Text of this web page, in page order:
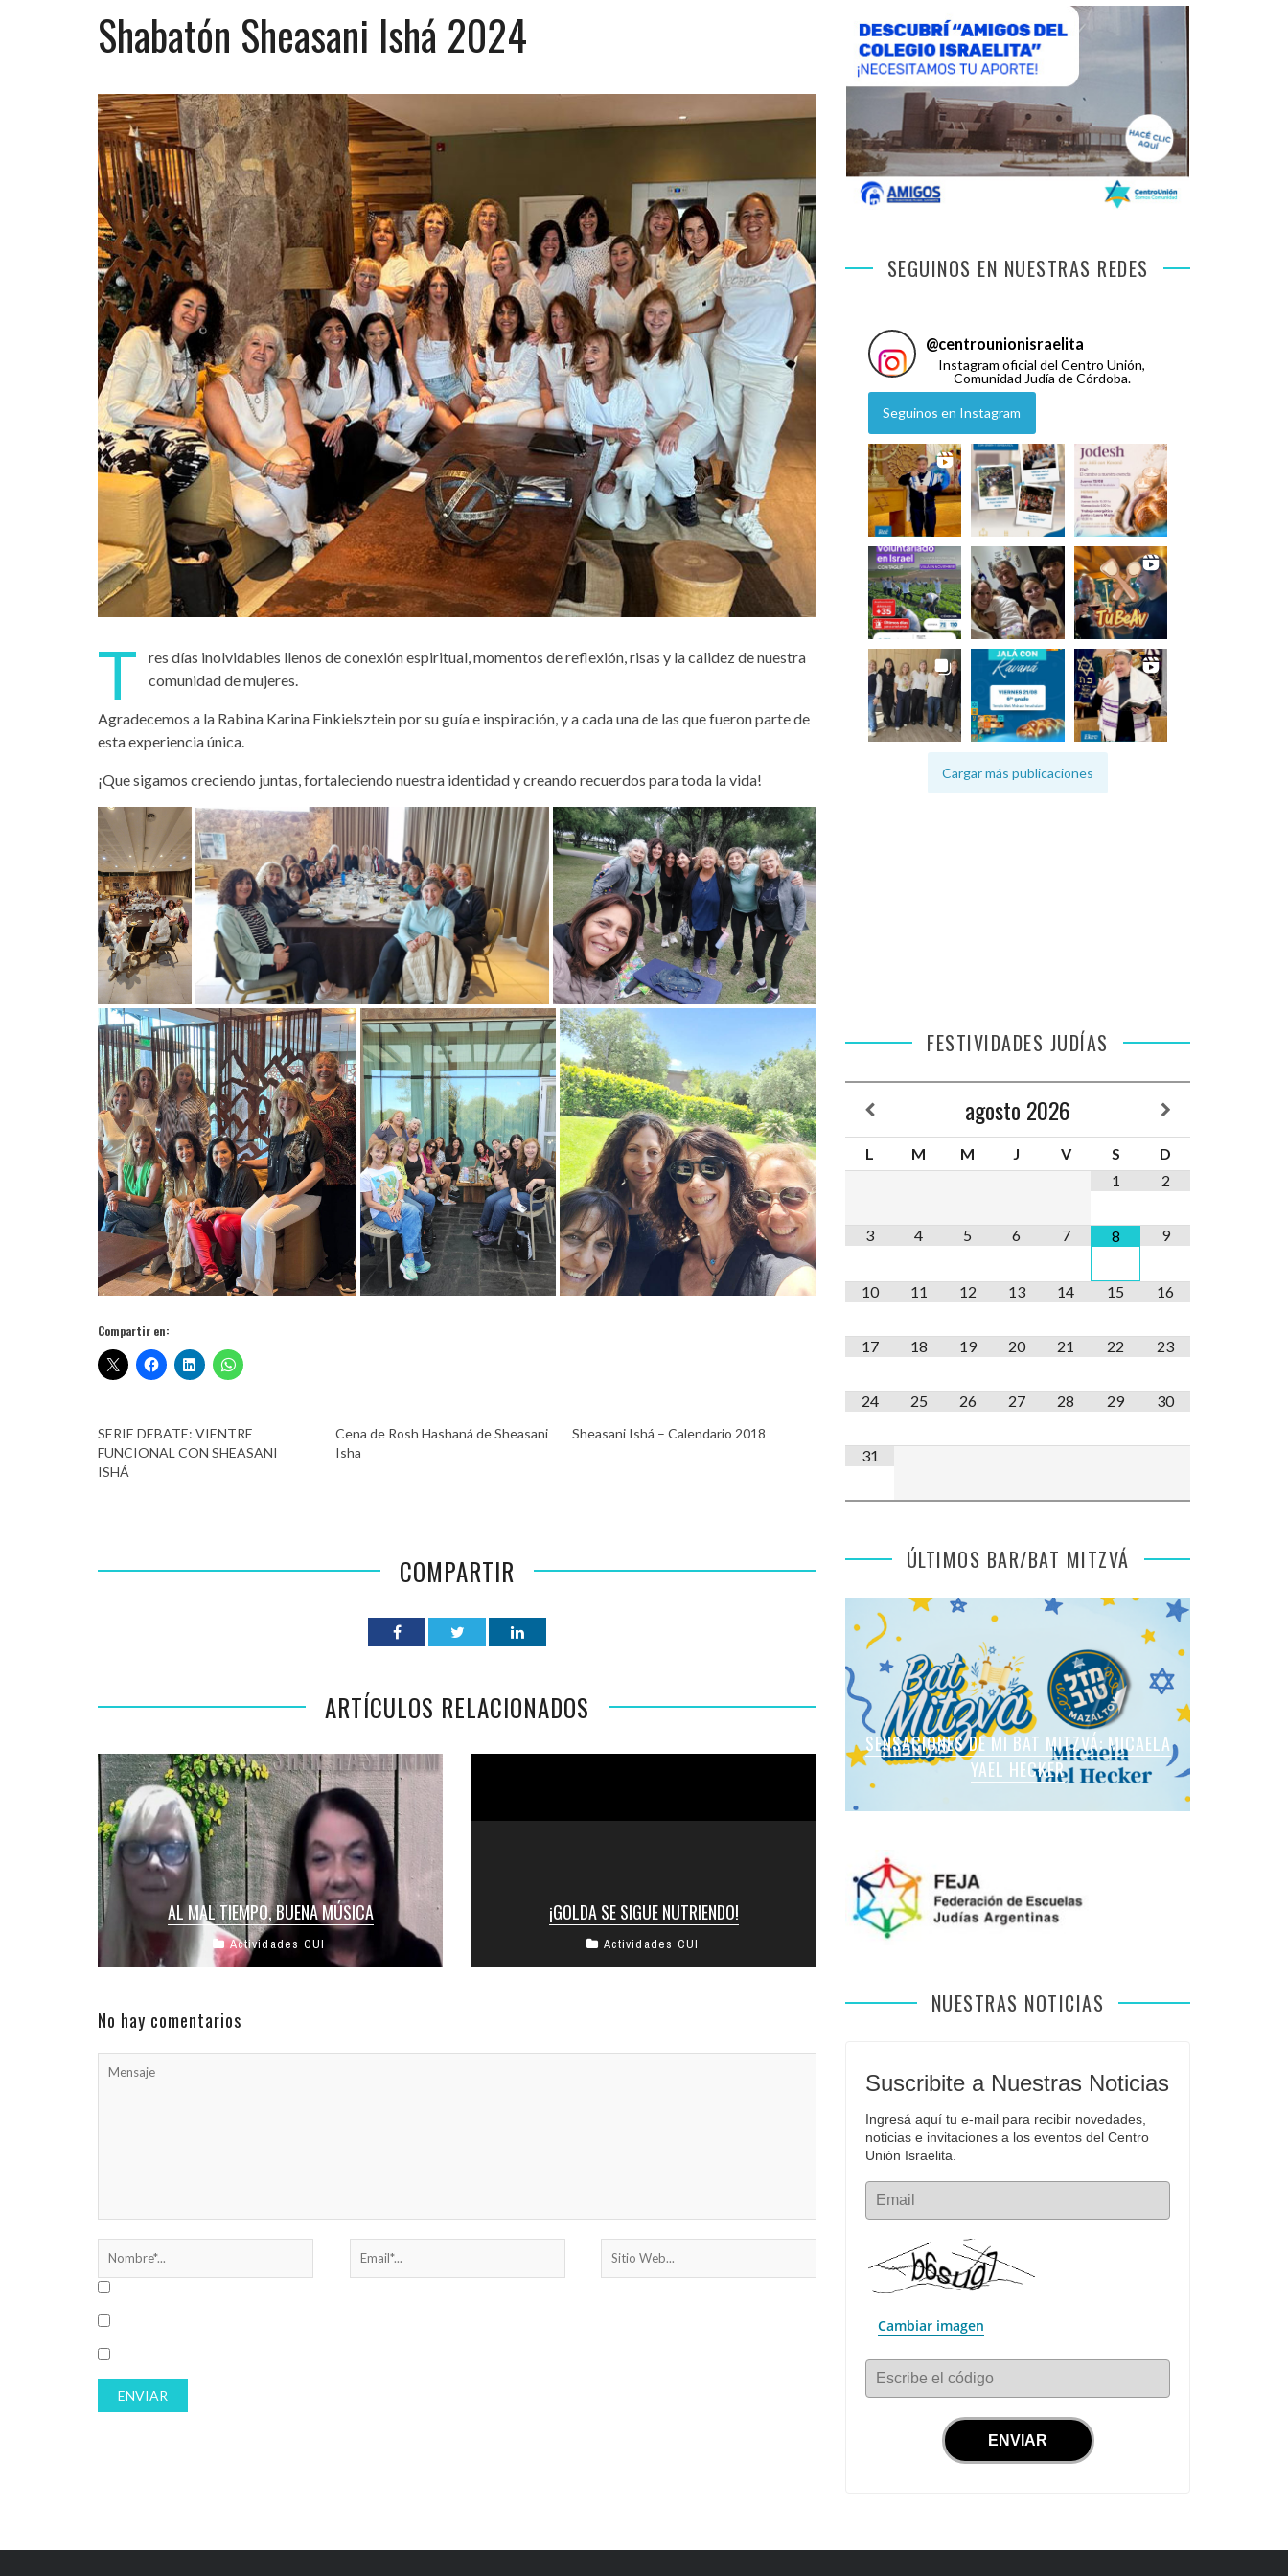
Shabatón Sheasani Ishá 2024
T
res días inolvidables llenos de conexión espiritual, momentos de reflexión, risas y la calidez de nuestra
comunidad de mujeres.
Agradecemos a la Rabina Karina Finkielsztein por su guía e inspiración, y a cada una de las que fueron parte de
esta experiencia única.
¡Que sigamos creciendo juntas, fortaleciendo nuestra identidad y creando recuerdos para toda la vida!
Compartir en:
SERIE DEBATE: VIENTRE
FUNCIONAL CON SHEASANI
ISHÁ
Cena de Rosh Hashaná de Sheasani
Isha
Sheasani Ishá – Calendario 2018
COMPARTIR
ARTÍCULOS RELACIONADOS
AL MAL TIEMPO, BUENA MÚSICA
Una canción es más que sus sonidos, un poema
es más que sus palabras, y una plegaria colectiva
Actividades CUI
¡GOLDA SE SIGUE NUTRIENDO!
No sólo en sus encuentros tradicionales de los
viernes nutren sus cuerpos con cositas muy ricas.
Actividades CUI
No hay comentarios
SEGUINOS EN NUESTRAS REDES
@centrounionisraelita
Instagram oficial del Centro Unión,
Comunidad Judía de Córdoba.
Seguinos en Instagram
Cargar más publicaciones
FESTIVIDADES JUDÍAS
agosto 2026
L M M J V S
D
1
2
3 4 5 6 7 8 9
10 11 12 13 14 15 16
17 18 19 20 21 22 23
24 25 26 27 28 29 30
31
ÚLTIMOS BAR/BAT MITZVÁ
SENSACIONES DE MI BAT MITZVÁ: MICAELA
YAEL HECKER
SENSACIONES DE MI BAT MITZVÁ: MARTINA
SOL LEVY
SENSACIONES DE MI BAT MITZVÁ: MICAELA
ROMANO APFELBAUM
SENSACIONES DE MI BAT MITZVÁ: VIOLETA
LIEBMAN
SENSACIONES EN MI BAR MITZVÁ: VITALI
GUIDA
NUESTRAS NOTICIAS
Suscribite a Nuestras Noticias
Ingresá aquí tu e-mail para recibir novedades,
noticias e invitaciones a los eventos del Centro
Unión Israelita.
Email
Cambiar imagen
Escribe el código